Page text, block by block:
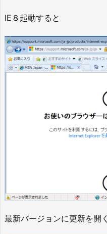
IE８起動すると
最新バージョンに更新を開く